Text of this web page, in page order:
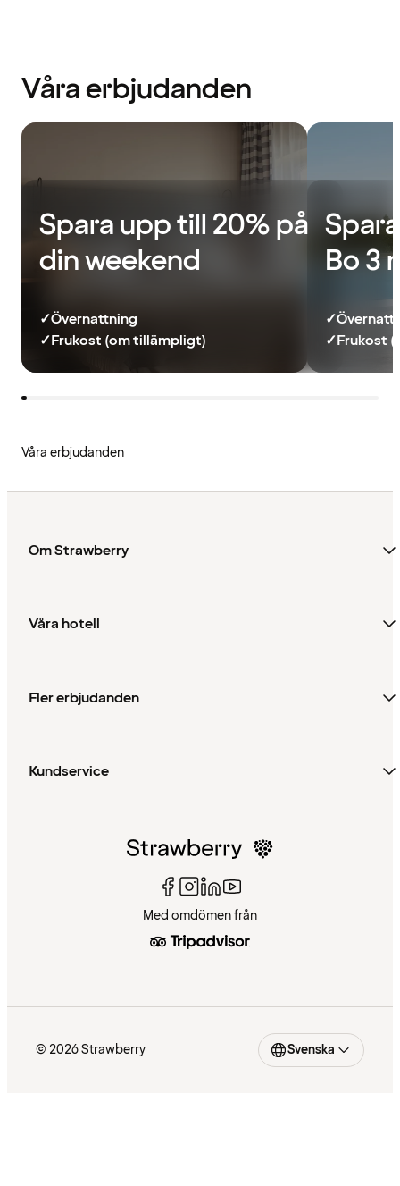
Våra erbjudanden
Spara upp till 20% på
din weekend
✓Övernattning
✓Frukost (om tillämpligt)
Bo 3
✓
✓Frukost
Våra erbjudanden
Om Strawberry
Våra hotell
Fler erbjudanden
Kundservice
Med omdömen från
© 2026 Strawberry Svenska